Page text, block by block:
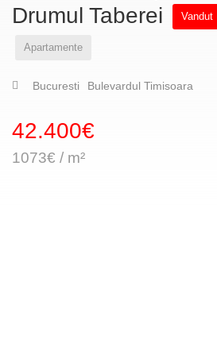
Drumul Taberei
Vandut
Apartamente
Bucuresti Bulevardul Timisoara
42.400€
1073€ / m²